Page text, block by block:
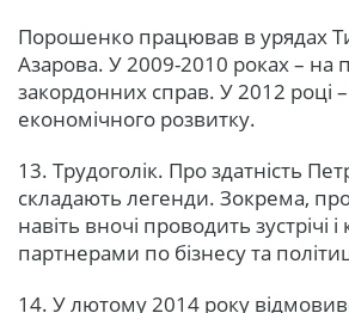
Порошенко працював в урядах
Азарова. У 2009-2010 роках – на
закордонних справ. У 2012 році –
економічного розвитку.
13. Трудоголік. Про здатність
складають легенди. Зокрема,
навіть вночі проводить зустрічі і
партнерами по бізнесу та
14. У лютому 2014 року